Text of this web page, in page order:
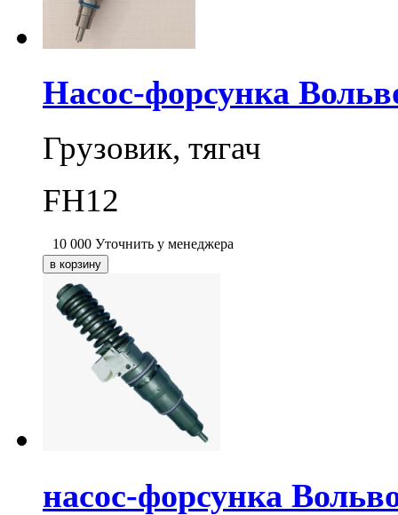
Насос-форсунка
Грузовик, тягач
FH12
10 000 Уточнить у менеджера
насос-форсунка